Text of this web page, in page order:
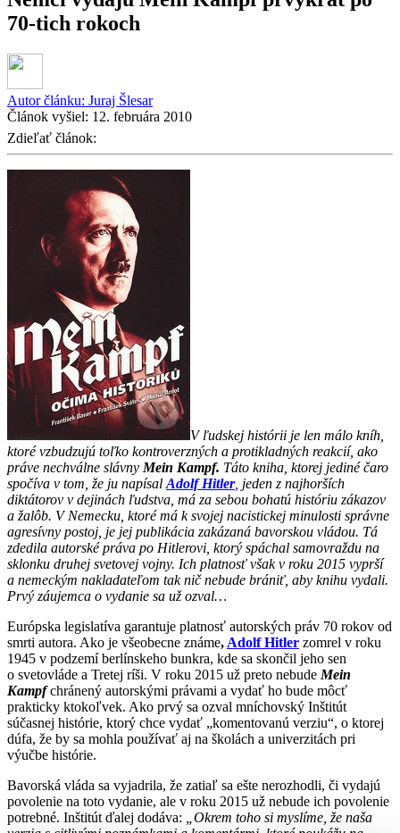
70-tich rokoch
Autor článku: Juraj Šlesar
Článok vyšiel: 12. februára 2010
Zdieľať článok:
V ľudskej histórii je len málo kníh,
ktoré vzbudzujú toľko kontroverzných a protikladných reakcií, ako
práve nechválne slávny Mein Kampf. Táto kniha, ktorej jediné čaro
spočíva v tom, že ju napísal Adolf Hitler, jeden z najhorších
diktátorov v dejinách ľudstva, má za sebou bohatú históriu zákazov
a žalôb. V Nemecku, ktoré má k svojej nacistickej minulosti správne
agresívny postoj, je jej publikácia zakázaná bavorskou vládou. Tá
zdedila autorské práva po Hitlerovi, ktorý spáchal samovraždu na
sklonku druhej svetovej vojny. Ich platnosť však v roku 2015 vyprší
a nemeckým nakladateľom tak nič nebude brániť, aby knihu vydali.
Prvý záujemca o vydanie sa už ozval…
Európska legislatíva garantuje platnosť autorských práv 70 rokov od
smrti autora. Ako je všeobecne známe, Adolf Hitler zomrel v roku
1945 v podzemí berlínskeho bunkra, kde sa skončil jeho sen
o svetovláde a Tretej ríši. V roku 2015 už preto nebude Mein
Kampf chránený autorskými právami a vydať ho bude môcť
prakticky ktokoľvek. Ako prvý sa ozval mníchovský Inštitút
súčasnej histórie, ktorý chce vydať „komentovanú verziu“, o ktorej
dúfa, že by sa mohla používať aj na školách a univerzitách pri
výučbe histórie.
Bavorská vláda sa vyjadrila, že zatiaľ sa ešte nerozhodli, či vydajú
povolenie na toto vydanie, ale v roku 2015 už nebude ich povolenie
potrebné. Inštitút ďalej dodáva:
„Okrem toho si myslíme, že naša